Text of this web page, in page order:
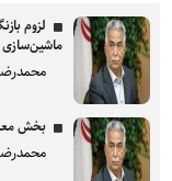
لزوم
بخش معدن